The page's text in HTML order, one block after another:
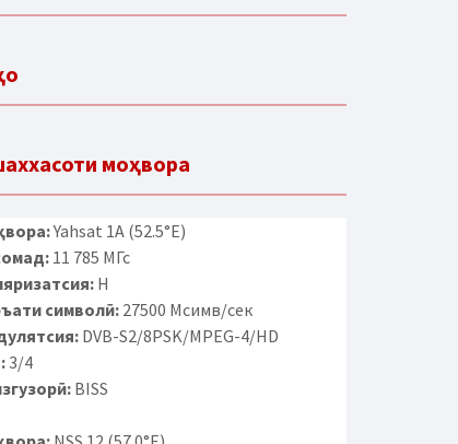
моҳвора
Yahsat 1A (52.5°E)
11 785 МГс
H
символӣ:27500 Мсимв/сек
DVB-S2/8PSK/MPEG-4/HD
3/4
BISS